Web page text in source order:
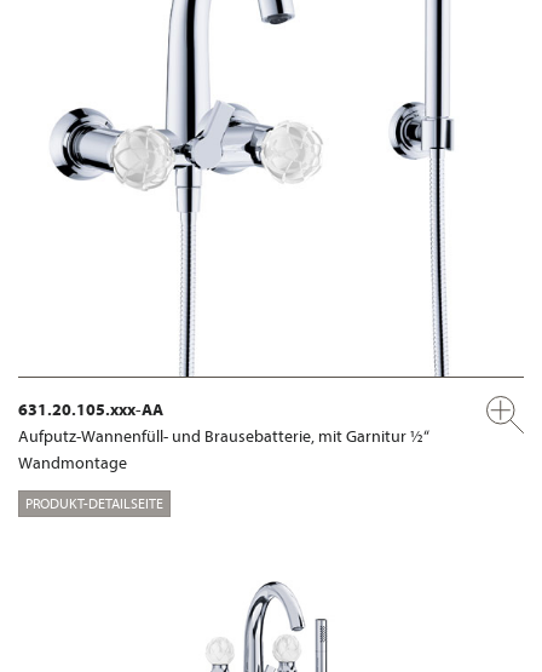
631.20.105.xxx-AA
Aufputz-Wannenfüll- und Brausebatterie, mit Garnitur ½“
Wandmontage
PRODUKT-DETAILSEITE